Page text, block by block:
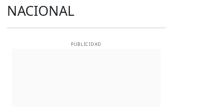
NACIONAL
PUBLICIDAD